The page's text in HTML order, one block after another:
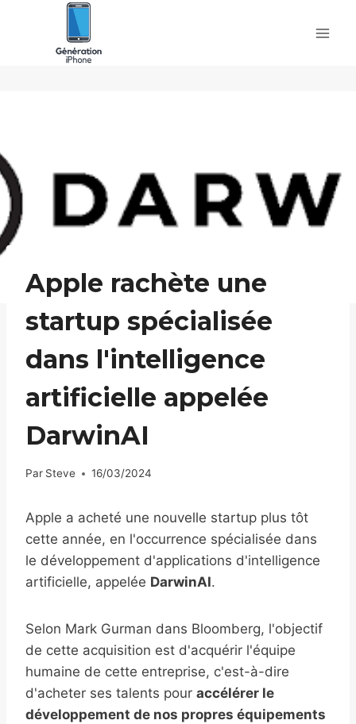
Apple rachète une
startup spécialisée
dans l'intelligence
artificielle appelée
DarwinAI
Par Steve 16/03/2024
Apple a acheté une nouvelle startup plus tôt
cette année, en l'occurrence spécialisée dans
le développement d'applications d'intelligence
artificielle, appelée DarwinAI.
Selon Mark Gurman dans Bloomberg, l'objectif
de cette acquisition est d'acquérir l'équipe
humaine de cette entreprise, c'est-à-dire
d'acheter ses talents pour accélérer le
développement de nos propres équipements